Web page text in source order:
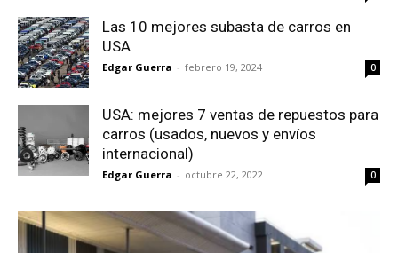
Las 10 mejores subasta de carros en
USA
Edgar Guerra - febrero 19, 2024 0
USA: mejores 7 ventas de repuestos para
carros (usados, nuevos y envíos
internacional)
Edgar Guerra - octubre 22, 2022 0